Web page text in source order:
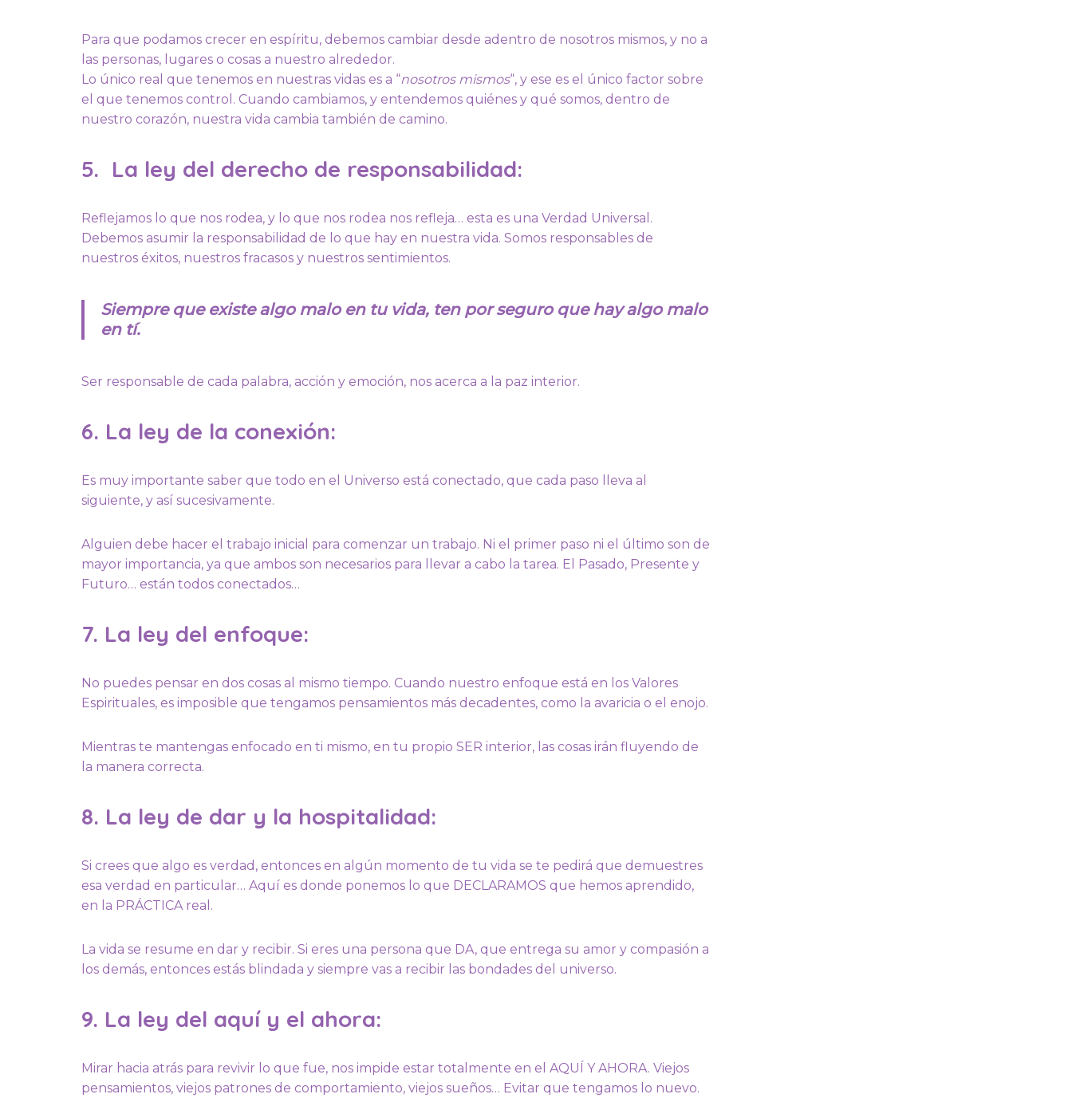
Para que podamos crecer en espíritu, debemos cambiar desde adentro de nosotros mismos, y no a
las personas, lugares o cosas a nuestro alrededor.
Lo único real que tenemos en nuestras vidas es a “nosotros mismos“, y ese es el único factor sobre
el que tenemos control. Cuando cambiamos, y entendemos quiénes y qué somos, dentro de
nuestro corazón, nuestra vida cambia también de camino.
5. La ley del derecho de responsabilidad:
Reflejamos lo que nos rodea, y lo que nos rodea nos refleja… esta es una Verdad Universal.
Debemos asumir la responsabilidad de lo que hay en nuestra vida. Somos responsables de
nuestros éxitos, nuestros fracasos y nuestros sentimientos.
Siempre que existe algo malo en tu vida, ten por seguro que hay algo malo
en tí.
Ser responsable de cada palabra, acción y emoción, nos acerca a la paz interior.
6. La ley de la conexión:
Es muy importante saber que todo en el Universo está conectado, que cada paso lleva al
siguiente, y así sucesivamente.
Alguien debe hacer el trabajo inicial para comenzar un trabajo. Ni el primer paso ni el último son de
mayor importancia, ya que ambos son necesarios para llevar a cabo la tarea. El Pasado, Presente y
Futuro… están todos conectados…
7. La ley del enfoque:
No puedes pensar en dos cosas al mismo tiempo. Cuando nuestro enfoque está en los Valores
Espirituales, es imposible que tengamos pensamientos más decadentes, como la avaricia o el enojo.
Mientras te mantengas enfocado en ti mismo, en tu propio SER interior, las cosas irán fluyendo de
la manera correcta.
8. La ley de dar y la hospitalidad:
Si crees que algo es verdad, entonces en algún momento de tu vida se te pedirá que demuestres
esa verdad en particular… Aquí es donde ponemos lo que DECLARAMOS que hemos aprendido,
en la PRÁCTICA real.
La vida se resume en dar y recibir. Si eres una persona que DA, que entrega su amor y compasión a
los demás, entonces estás blindada y siempre vas a recibir las bondades del universo.
9. La ley del aquí y el ahora:
Mirar hacia atrás para revivir lo que fue, nos impide estar totalmente en el AQUÍ Y AHORA. Viejos
pensamientos, viejos patrones de comportamiento, viejos sueños… Evitar que tengamos lo nuevo.